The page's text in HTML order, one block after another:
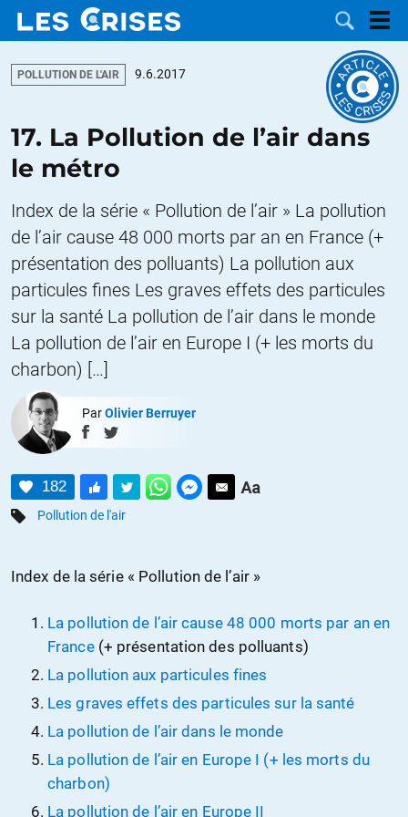
LES
DOSSIERS
CATÉGORIES
MOTS CLÉS
NOUS
CONTACTER
FAIRE UN
POLLUTION DE L'AIR 9.6.2017
17. La Pollution de l’air dans
le métro
Index de la série « Pollution de l’air » La pollution
de l’air cause 48 000 morts par an en France (+
présentation des polluants) La pollution aux
particules fines Les graves effets des particules
sur la santé La pollution de l’air dans le monde
La pollution de l’air en Europe I (+ les morts du
charbon) […]
ParOlivier Berruyer
182
Pollution de l'air
Index de la série « Pollution de l’air »
La pollution de l’air cause 48 000 morts par an en
France(+ présentation des polluants)
La pollution aux particules fines
Les graves effets des particules sur la santé
La pollution de l’air dans le monde
La pollution de l’air en Europe I (+ les morts du
charbon)
La pollution de l’air en Europe II